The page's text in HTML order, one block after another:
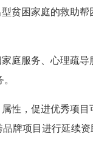
贫困家庭的救助
庭服务、心理疏
性，促进优秀项
牌项目进行延续